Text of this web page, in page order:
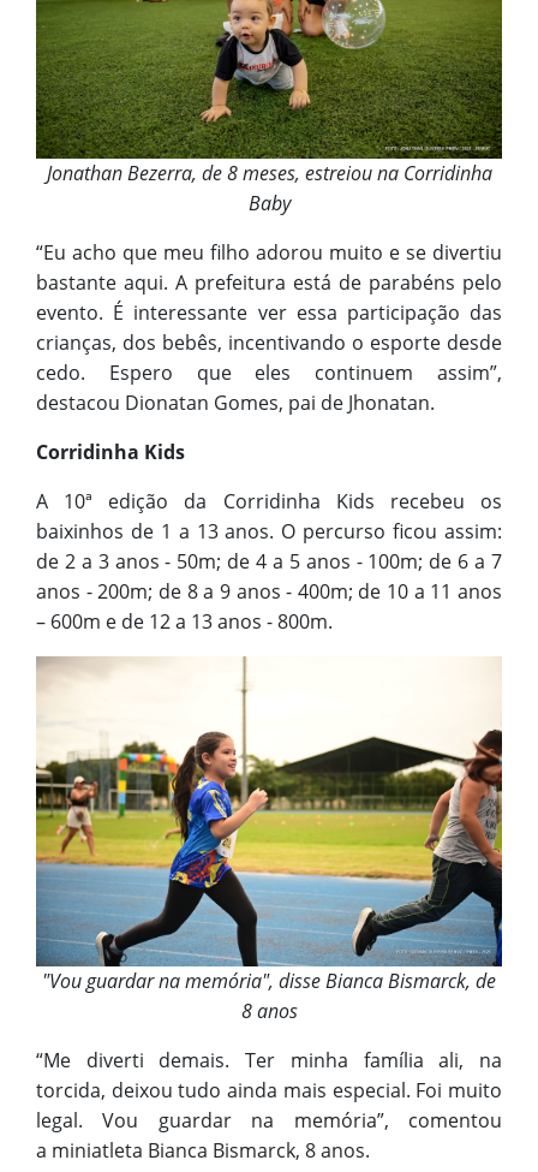
Jonathan Bezerra, de 8 meses, estreiou na Corridinha
Baby
“Eu acho que meu filho adorou muito e se divertiu
bastante aqui. A prefeitura está de parabéns pelo
evento. É interessante ver essa participação das
crianças, dos bebês, incentivando o esporte desde
cedo. Espero que eles continuem assim”,
destacou Dionatan Gomes, pai de Jhonatan.
Corridinha Kids
A 10ª edição da Corridinha Kids recebeu os
baixinhos de 1 a 13 anos. O percurso ficou assim:
de 2 a 3 anos - 50m; de 4 a 5 anos - 100m; de 6 a 7
anos - 200m; de 8 a 9 anos - 400m; de 10 a 11 anos
– 600m e de 12 a 13 anos - 800m.
"Vou guardar na memória", disse Bianca Bismarck, de
8 anos
“Me diverti demais. Ter minha família ali, na
torcida, deixou tudo ainda mais especial. Foi muito
legal. Vou guardar na memória”, comentou
a miniatleta Bianca Bismarck, 8 anos.